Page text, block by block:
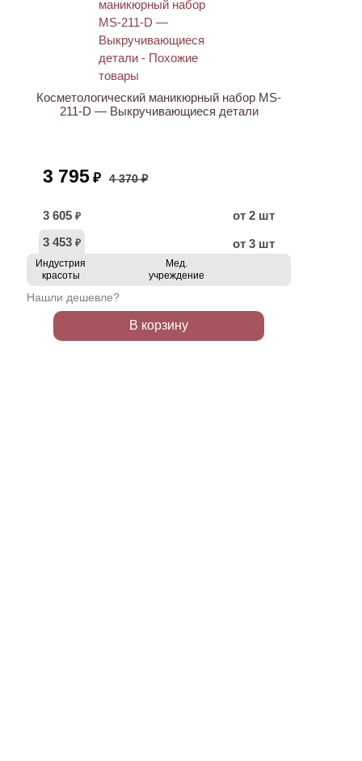
Косметологический маникюрный набор MS-
211-D — Выкручивающиеся детали
3 795 ₽ 4 370 ₽
3 605 ₽
от 2 шт
3 453 ₽ от 3 шт
Индустрия
красоты
Мед.
учреждение
Нашли дешевле?
В корзину